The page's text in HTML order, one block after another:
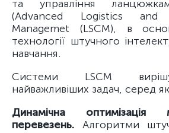
та управління
(Advanced Logistics
Managemet (LSCM), в
технології штучного
навчання.
Системи LSCM
найважливіших задач, серед
Динамічна оптимізація
перевезень. Алгоритми